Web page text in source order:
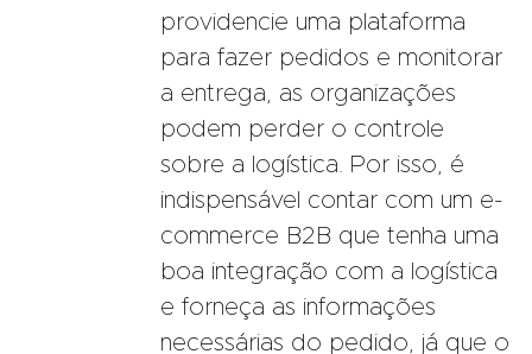
providencie uma plataforma
para fazer pedidos e monitorar
a entrega, as organizações
podem perder o controle
sobre a logística. Por isso, é
indispensável contar com um e-
commerce B2B que tenha uma
boa integração com a logística
e forneça as informações
necessárias do pedido, já que o